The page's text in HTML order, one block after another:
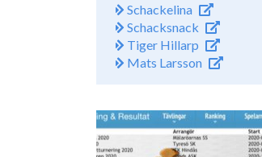
Schackelina
Schacksnack
Tiger Hillarp
Mats Larsson